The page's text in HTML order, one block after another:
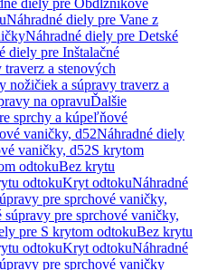
diely pre Obdĺžnikové
Náhradné diely pre Vane z
Náhradné diely pre Detské
diely pre Inštalačné
a stenových
nožičiek a súpravy traverz a
na opravuĎalšie
sprchy a kúpeľňové
vaničky, d52Náhradné diely
vaničky, d52S krytom
odtokuBez krytu
odtokuKryt odtokuNáhradné
pre sprchové vaničky,
pre sprchové vaničky,
pre S krytom odtokuBez krytu
odtokuKryt odtokuNáhradné
pre sprchové vaničky